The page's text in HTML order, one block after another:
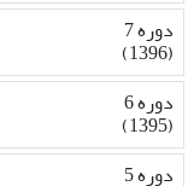
دوره 7
(1396)
دوره 6
(1395)
دوره 5